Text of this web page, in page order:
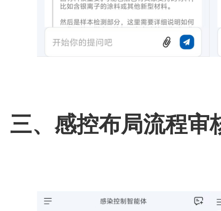
三、感控布局流程审